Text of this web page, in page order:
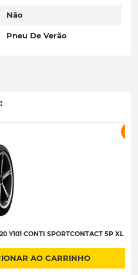
Não
Pneu De Verão
Y101 CONTI SPORTCONTACT 5P XL
AO CARRINHO